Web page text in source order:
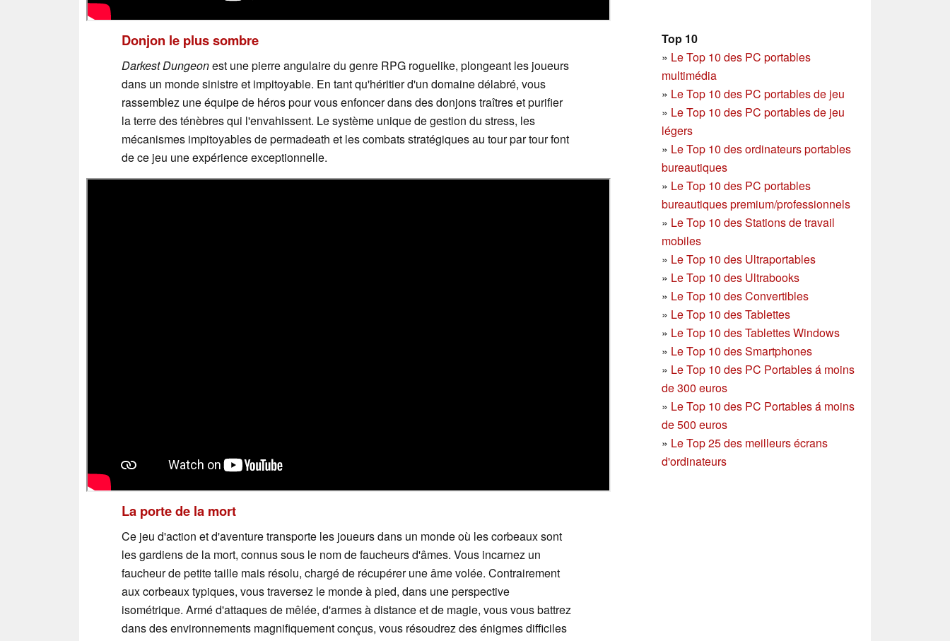
Top 10
» Le Top 10 des PC portables
multimédia
» Le Top 10 des PC portables de jeu
» Le Top 10 des PC portables de jeu
légers
» Le Top 10 des ordinateurs portables
bureautiques
» Le Top 10 des PC portables
bureautiques premium/professionnels
» Le Top 10 des Stations de travail
mobiles
» Le Top 10 des Ultraportables
» Le Top 10 des Ultrabooks
» Le Top 10 des Convertibles
» Le Top 10 des Tablettes
» Le Top 10 des Tablettes Windows
» Le Top 10 des Smartphones
» Le Top 10 des PC Portables á moins
de 300 euros
» Le Top 10 des PC Portables á moins
de 500 euros
» Le Top 25 des meilleurs écrans
d'ordinateurs
Donjon le plus sombre
Darkest Dungeonest une pierre angulaire du genre RPG roguelike, plongeant les joueurs
dans un monde sinistre et impitoyable. En tant qu'héritier d'un domaine délabré, vous
rassemblez une équipe de héros pour vous enfoncer dans des donjons traîtres et purifier
la terre des ténèbres qui l'envahissent. Le système unique de gestion du stress, les
mécanismes impitoyables de permadeath et les combats stratégiques au tour par tour font
de ce jeu une expérience exceptionnelle.
La porte de la mort
Ce jeu d'action et d'aventure transporte les joueurs dans un monde où les corbeaux sont
les gardiens de la mort, connus sous le nom de faucheurs d'âmes. Vous incarnez un
faucheur de petite taille mais résolu, chargé de récupérer une âme volée. Contrairement
aux corbeaux typiques, vous traversez le monde à pied, dans une perspective
isométrique. Armé d'attaques de mêlée, d'armes à distance et de magie, vous vous battrez
dans des environnements magnifiquement conçus, vous résoudrez des énigmes difficiles